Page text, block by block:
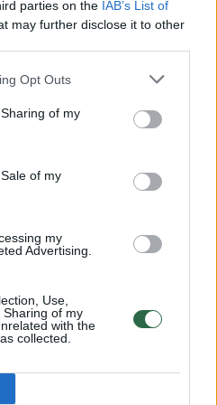
parties on the IAB’s List of
may further disclose it to other
Opt Outs
of my
of my
my
Advertising.
Use,
of my
with the
collected.
karštas: temperatūra kils iki
00:00:59
Vakarinis aplinkkelis:
automobilis sužalojo